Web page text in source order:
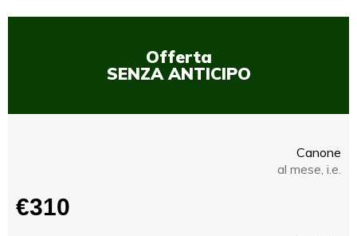
Offerta
SENZA ANTICIPO
Canone
al mese, i.e.
€310